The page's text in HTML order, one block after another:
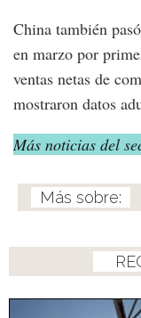
China también
en marzo por
ventas netas de
mostraron datos
Más noticias del